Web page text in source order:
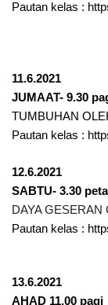
Pautan kelas :
11.6.2021
JUMAAT- 9.30
TUMBUHAN
Pautan kelas :
12.6.2021
SABTU- 3.30
DAYA GESERAN
Pautan kelas :
13.6.2021
AHAD 11.00 pagi